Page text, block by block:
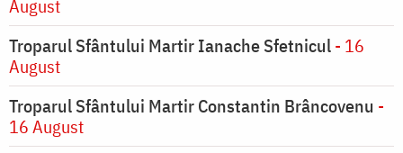
August
Troparul Sfântului Martir Ianache Sfetnicul- 16
August
Troparul Sfântului Martir Constantin Brâncovenu -
16 August